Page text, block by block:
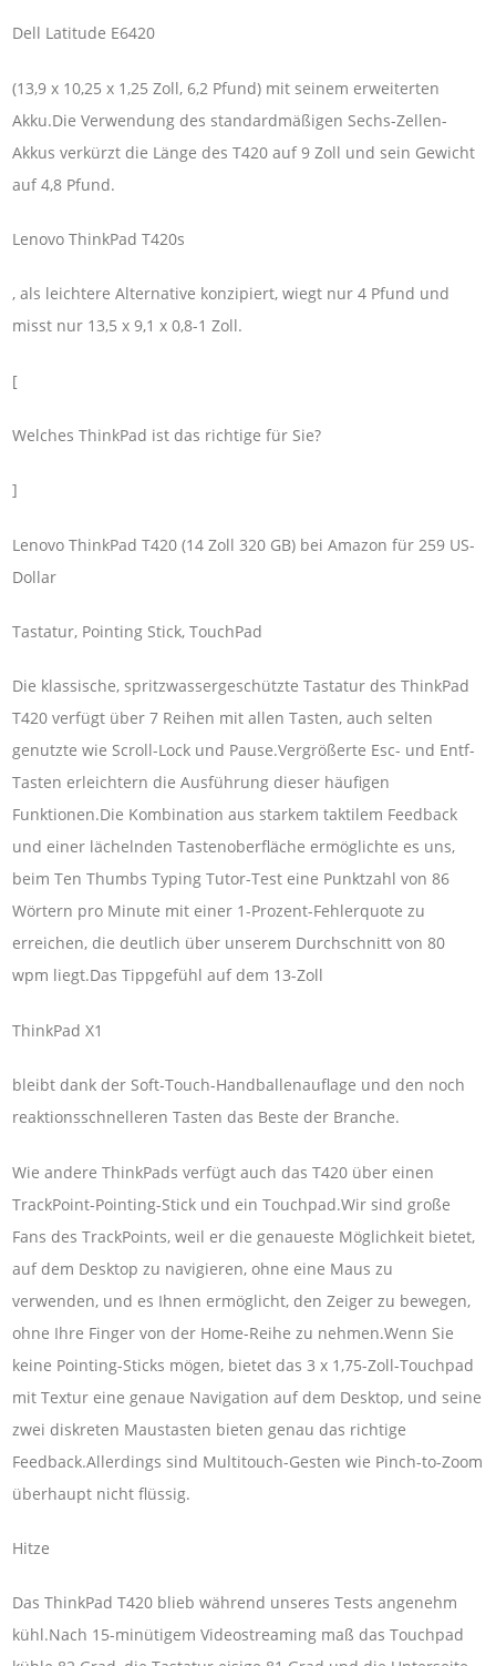
Dell Latitude E6420
(13,9 x 10,25 x 1,25 Zoll, 6,2 Pfund) mit seinem erweiterten
Akku.Die Verwendung des standardmäßigen Sechs-Zellen-
Akkus verkürzt die Länge des T420 auf 9 Zoll und sein Gewicht
auf 4,8 Pfund.
Lenovo ThinkPad T420s
, als leichtere Alternative konzipiert, wiegt nur 4 Pfund und
misst nur 13,5 x 9,1 x 0,8-1 Zoll.
[
Welches ThinkPad ist das richtige für Sie?
]
Lenovo ThinkPad T420 (14 Zoll 320 GB) bei Amazon für 259 US-
Dollar
Tastatur, Pointing Stick, TouchPad
Die klassische, spritzwassergeschützte Tastatur des ThinkPad
T420 verfügt über 7 Reihen mit allen Tasten, auch selten
genutzte wie Scroll-Lock und Pause.Vergrößerte Esc- und Entf-
Tasten erleichtern die Ausführung dieser häufigen
Funktionen.Die Kombination aus starkem taktilem Feedback
und einer lächelnden Tastenoberfläche ermöglichte es uns,
beim Ten Thumbs Typing Tutor-Test eine Punktzahl von 86
Wörtern pro Minute mit einer 1-Prozent-Fehlerquote zu
erreichen, die deutlich über unserem Durchschnitt von 80
wpm liegt.Das Tippgefühl auf dem 13-Zoll
ThinkPad X1
bleibt dank der Soft-Touch-Handballenauflage und den noch
reaktionsschnelleren Tasten das Beste der Branche.
Wie andere ThinkPads verfügt auch das T420 über einen
TrackPoint-Pointing-Stick und ein Touchpad.Wir sind große
Fans des TrackPoints, weil er die genaueste Möglichkeit bietet,
auf dem Desktop zu navigieren, ohne eine Maus zu
verwenden, und es Ihnen ermöglicht, den Zeiger zu bewegen,
ohne Ihre Finger von der Home-Reihe zu nehmen.Wenn Sie
keine Pointing-Sticks mögen, bietet das 3 x 1,75-Zoll-Touchpad
mit Textur eine genaue Navigation auf dem Desktop, und seine
zwei diskreten Maustasten bieten genau das richtige
Feedback.Allerdings sind Multitouch-Gesten wie Pinch-to-Zoom
überhaupt nicht flüssig.
Hitze
Das ThinkPad T420 blieb während unseres Tests angenehm
kühl.Nach 15-minütigem Videostreaming maß das Touchpad